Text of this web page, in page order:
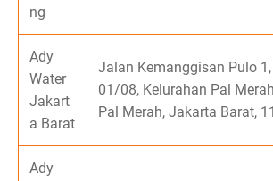
ng
Ady
Water
Jakart
a Barat
Jalan Kemanggisan Pulo 1,
01/08, Kelurahan Pal
Pal Merah, Jakarta Barat,
Ady